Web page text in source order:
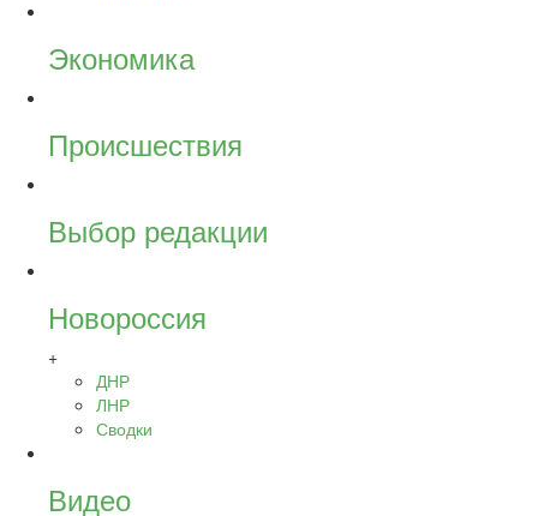
Экономика
Происшествия
Выбор редакции
Новороссия
+
ДНР
ЛНР
Сводки
Видео